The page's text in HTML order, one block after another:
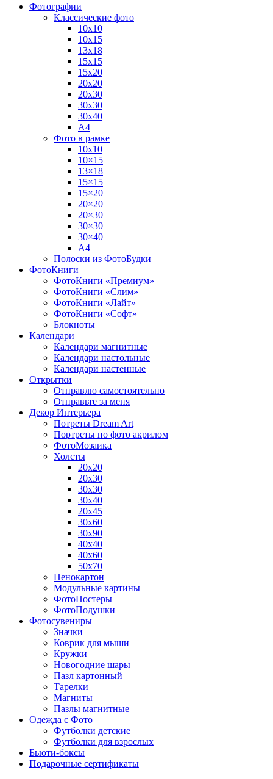
Фотографии
Классические фото
10х10
10х15
13х18
15х15
15х20
20х20
20х30
30х30
30х40
А4
Фото в рамке
10х10
10×15
13×18
15×15
15×20
20×20
20×30
30×30
30×40
A4
Полоски из ФотоБудки
ФотоКниги
ФотоКниги «Премиум»
ФотоКниги «Слим»
ФотоКниги «Лайт»
ФотоКниги «Софт»
Блокноты
Календари
Календари магнитные
Календари настольные
Календари настенные
Открытки
Отправлю самостоятельно
Отправьте за меня
Декор Интерьера
Потреты Dream Art
Портреты по фото акрилом
ФотоМозаика
Холсты
20х20
20х30
30х30
30х40
20х45
30х60
30х90
40х40
40х60
50х70
Пенокартон
Модульные картины
ФотоПостеры
ФотоПодушки
Фотоcувениры
Значки
Коврик для мыши
Кружки
Новогодние шары
Пазл картонный
Тарелки
Магниты
Пазлы магнитные
Одежда с Фото
Футболки детские
Футболки для взрослых
Бьюти-боксы
Подарочные сертификаты